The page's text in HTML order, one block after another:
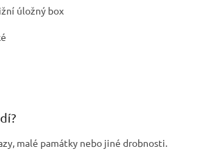
úložný box
malé památky nebo jiné drobnosti.